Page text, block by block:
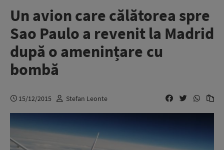
Un avion care călătorea spre
Sao Paulo a revenit la Madrid
după o amenințare cu
bombă
15/12/2015 Stefan Leonte